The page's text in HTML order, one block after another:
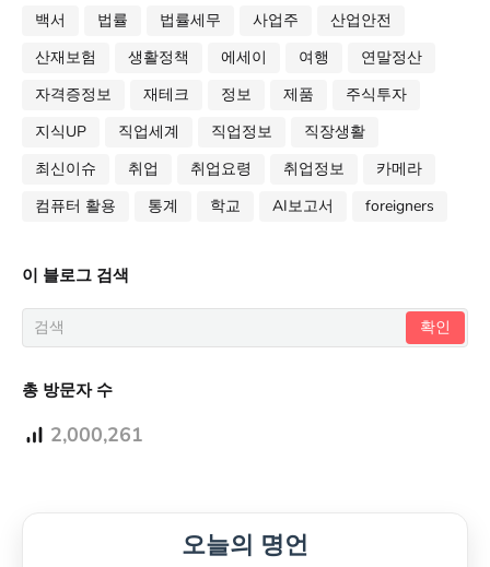
백서
법률 법률세무 사업주
산업안전
산재보험
생활정책 에세이 여행
연말정산
자격증정보
재테크 정보 제품
주식투자
지식UP
직업세계 직업정보
직장생활
최신이슈
취업 취업요령 취업정보
카메라
컴퓨터 활용
통계 학교 AI보고서 foreigners
이 블로그 검색
총 방문자 수
2,000,261
오늘의 명언